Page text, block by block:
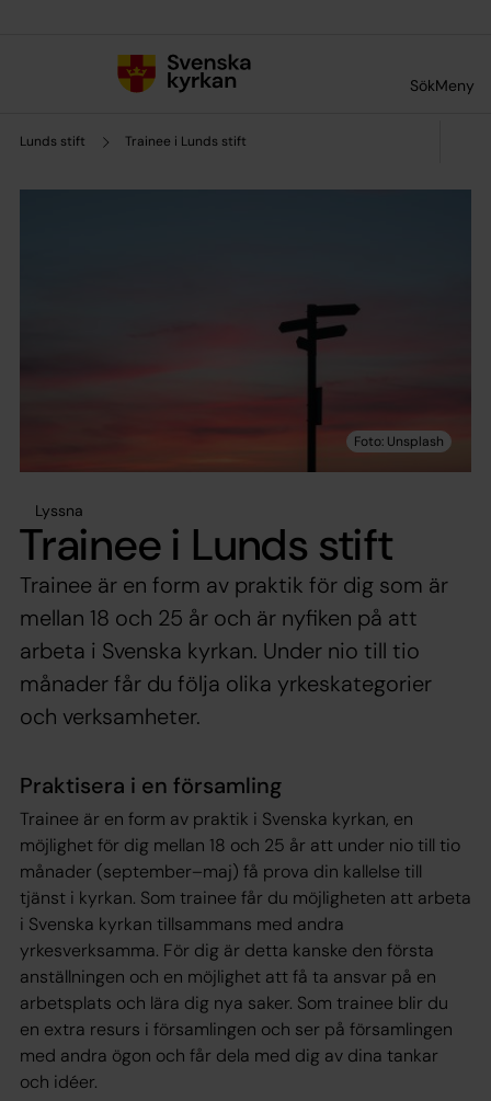
SökMeny
Lunds stift Trainee i Lunds stift
Lyssna
Trainee i Lunds stift
Trainee är en form av praktik för dig som är
mellan 18 och 25 år och är nyfiken på att
arbeta i Svenska kyrkan. Under nio till tio
månader får du följa olika yrkeskategorier
och verksamheter.
Praktisera i en församling
Trainee är en form av praktik i Svenska kyrkan, en
möjlighet för dig mellan 18 och 25 år att under nio till tio
månader (september–maj) få prova din kallelse till
tjänst i kyrkan. Som trainee får du möjligheten att arbeta
i Svenska kyrkan tillsammans med andra
yrkesverksamma. För dig är detta kanske den första
anställningen och en möjlighet att få ta ansvar på en
arbetsplats och lära dig nya saker. Som trainee blir du
en extra resurs i församlingen och ser på församlingen
med andra ögon och får dela med dig av dina tankar
och idéer.